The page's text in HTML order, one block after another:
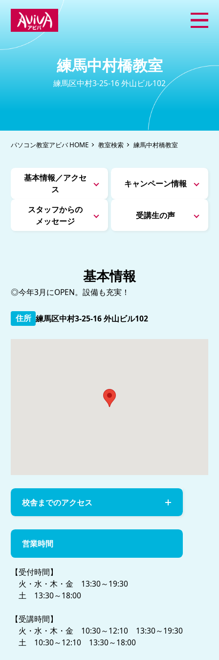
練馬中村橋教室
練馬区中村3-25-16 外山ビル102
パソコン教室アビバ HOME 教室検索 練馬中村橋教室
基本情報／アクセ
ス
キャンペーン情報
スタッフからの
メッセージ
受講生の声
基本情報
◎今年3月にOPEN。設備も充実！
住所 練馬区中村3-25-16 外山ビル102
校舎までのアクセス
営業時間
【受付時間】
火・水・木・金 13:30～19:30
土 13:30～18:00
【受講時間】
火・水・木・金 10:30～12:10 13:30～19:30
土 10:30～12:10 13:30～18:00